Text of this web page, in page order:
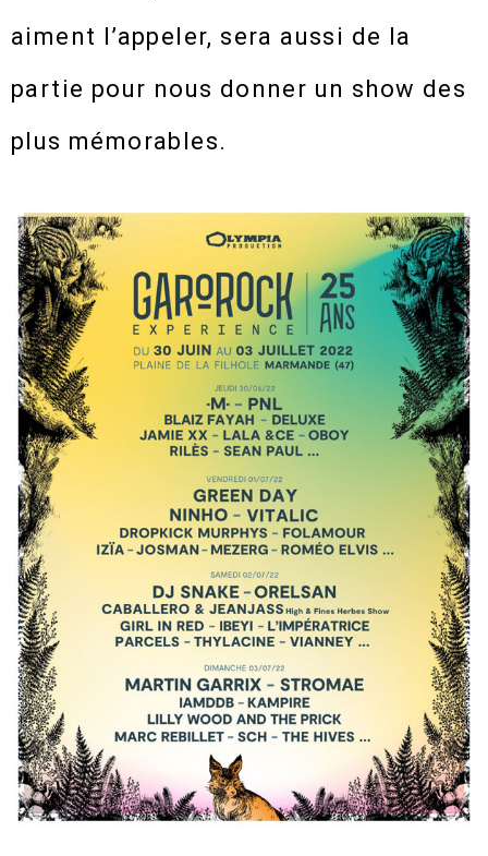
aiment l’appeler, sera aussi de la
partie pour nous donner un show des
plus mémorables.